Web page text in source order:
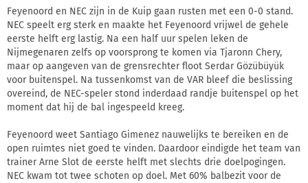
Feyenoord en NEC zijn in de Kuip gaan rusten met een 0-0 stand.
NEC speelt erg sterk en maakte het Feyenoord vrijwel de gehele
eerste helft erg lastig. Na een half uur spelen leken de
Nijmegenaren zelfs op voorsprong te komen via Tjaronn Chery,
maar op aangeven van de grensrechter floot Serdar Gözübüyük
voor buitenspel. Na tussenkomst van de VAR bleef die beslissing
overeind, de NEC-speler stond inderdaad randje buitenspel op het
moment dat hij de bal ingespeeld kreeg.
Feyenoord weet Santiago Gimenez nauwelijks te bereiken en de
open ruimtes niet goed te vinden. Daardoor eindigde het team van
trainer Arne Slot de eerste helft met slechts drie doelpogingen.
NEC kwam tot twee schoten op doel. Met 60% balbezit voor de